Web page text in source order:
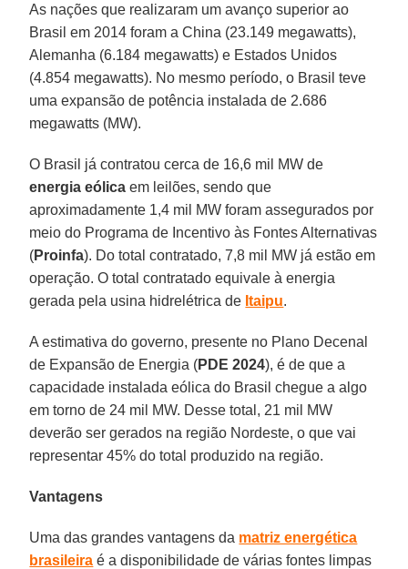
As nações que realizaram um avanço superior ao
Brasil em 2014 foram a China (23.149 megawatts),
Alemanha (6.184 megawatts) e Estados Unidos
(4.854 megawatts). No mesmo período, o Brasil teve
uma expansão de potência instalada de 2.686
megawatts (MW).
O Brasil já contratou cerca de 16,6 mil MW de
energia eólica em leilões, sendo que
aproximadamente 1,4 mil MW foram assegurados por
meio do Programa de Incentivo às Fontes Alternativas
(Proinfa). Do total contratado, 7,8 mil MW já estão em
operação. O total contratado equivale à energia
gerada pela usina hidrelétrica de Itaipu.
A estimativa do governo, presente no Plano Decenal
de Expansão de Energia (PDE 2024), é de que a
capacidade instalada eólica do Brasil chegue a algo
em torno de 24 mil MW. Desse total, 21 mil MW
deverão ser gerados na região Nordeste, o que vai
representar 45% do total produzido na região.
Vantagens
Uma das grandes vantagens da matriz energética
brasileira é a disponibilidade de várias fontes limpas